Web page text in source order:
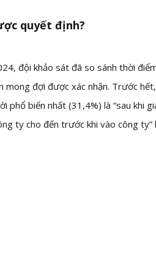
quyết định?
đội khảo sát đã so sánh thời
đợi được xác nhận. Trước
biến nhất (31,4%) là “sau khi
ty cho đến trước khi vào công ty”